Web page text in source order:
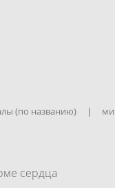
(по названию) |
сердца